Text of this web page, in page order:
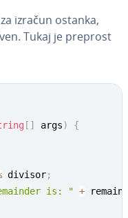
izračun ostanka,
Tukaj je preprost
[ ] args)
{
divisor;
is: " +